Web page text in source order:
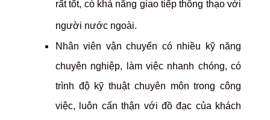
rất tốt, có khả năng giao tiếp thông thạo với
người nước ngoài.
Nhân viên vận chuyển có nhiều kỹ năng
chuyên nghiệp, làm việc nhanh chóng, có
trình độ kỹ thuật chuyên môn trong công
việc, luôn cẩn thận với đồ đạc của khách